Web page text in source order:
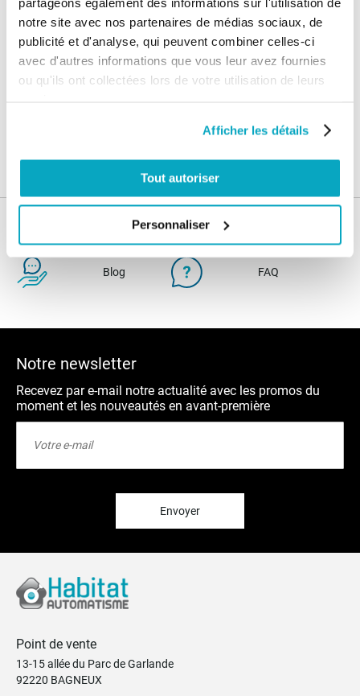
notre site avec nos partenaires de médias sociaux, de
publicité et d'analyse, qui peuvent combiner celles-ci
avec d'autres informations que vous leur avez fournies
ou qu'ils ont collectées lors de votre utilisation de leurs
Afficher les détails
Tout autoriser
Personnaliser
Paiement
100% sécurisé
Paiement en
3x sans frais
Livraison
SAV & Retours
Blog FAQ
Notre newsletter
Recevez par e-mail notre actualité avec les promos du
moment et les nouveautés en avant-première
Envoyer
Point de vente
13-15 allée du Parc de Garlande
92220 BAGNEUX